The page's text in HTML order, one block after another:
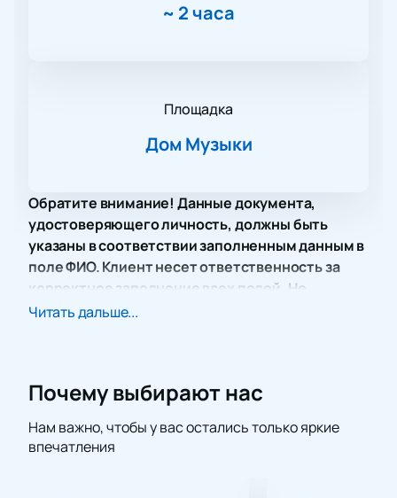
~ 2 часа
Площадка
Дом Музыки
Обратите внимание! Данные документа,
удостоверяющего личность, должны быть
указаны в соответствии заполненным данным в
поле ФИО. Клиент несет ответственность за
корректное заполнение всех полей. Не
забудьте взять документ с собой!
престижном Московском международном Доме
в 1282 году, славится своим неповторимым
исполнением монастырских и духовных
Читать дальше...
Почему выбирают нас
Нам важно, чтобы у вас остались только яркие
впечатления